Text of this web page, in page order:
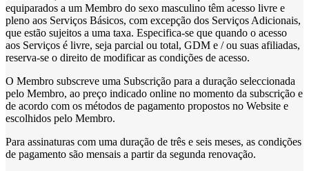
equiparados a um Membro do sexo masculino têm acesso livre e
pleno aos Serviços Básicos, com excepção dos Serviços Adicionais,
que estão sujeitos a uma taxa. Especifica-se que quando o acesso
aos Serviços é livre, seja parcial ou total, GDM e / ou suas afiliadas,
reserva-se o direito de modificar as condições de acesso.
O Membro subscreve uma Subscrição para a duração seleccionada
pelo Membro, ao preço indicado online no momento da subscrição e
de acordo com os métodos de pagamento propostos no Website e
escolhidos pelo Membro.
Para assinaturas com uma duração de três e seis meses, as condições
de pagamento são mensais a partir da segunda renovação.